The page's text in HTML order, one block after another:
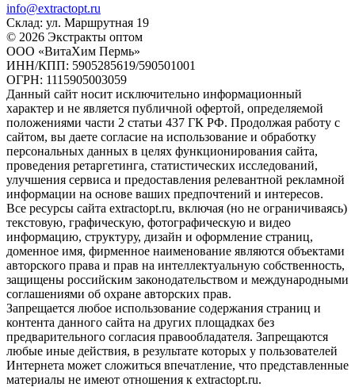
info@extractopt.ru
Склад: ул. Маршрутная 19
© 2026 Экстракты оптом
ООО «ВитаХим Пермь»
ИНН/КПП: 5905285619/590501001
ОГРН: 1115905003059
Данный сайт носит исключительно информационный
характер и не является публичной офертой, определяемой
положениями части 2 статьи 437 ГК РФ. Продолжая работу с
сайтом, вы даете согласие на использование и обработку
персональных данных в целях функционирования сайта,
проведения ретаргетинга, статистических исследований,
улучшения сервиса и предоставления релевантной рекламной
информации на основе ваших предпочтений и интересов.
Все ресурсы сайта extractopt.ru, включая (но не ограничиваясь)
текстовую, графическую, фотографическую и видео
информацию, структуру, дизайн и оформление страниц,
доменное имя, фирменное наименование являются объектами
авторского права и прав на интеллектуальную собственность,
защищены российским законодательством и международными
соглашениями об охране авторских прав.
Запрещается любое использование содержания страниц и
контента данного сайта на других площадках без
предварительного согласия правообладателя. Запрещаются
любые иные действия, в результате которых у пользователей
Интернета может сложиться впечатление, что представленные
материалы не имеют отношения к extractopt.ru.